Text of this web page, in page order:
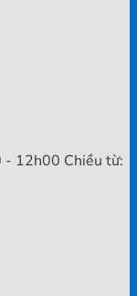
- 12h00 Chiều từ: